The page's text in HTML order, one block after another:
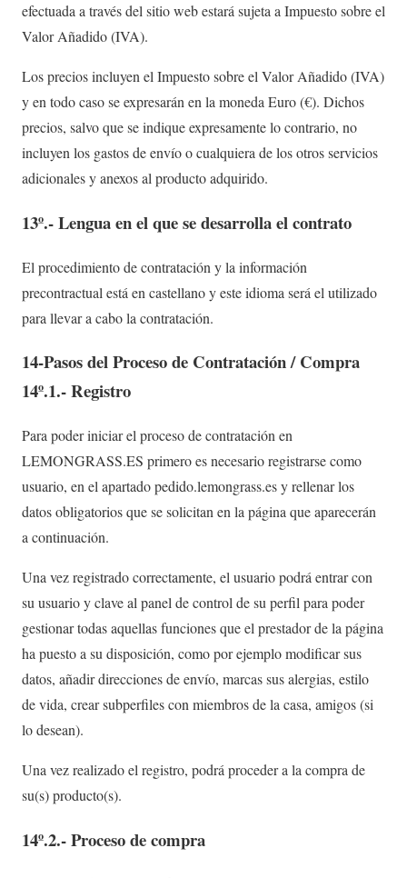
efectuada a través del sitio web estará sujeta a Impuesto sobre el
Valor Añadido (IVA).
Los precios incluyen el Impuesto sobre el Valor Añadido (IVA)
y en todo caso se expresarán en la moneda Euro (€). Dichos
precios, salvo que se indique expresamente lo contrario, no
incluyen los gastos de envío o cualquiera de los otros servicios
adicionales y anexos al producto adquirido.
13º.- Lengua en el que se desarrolla el contrato
El procedimiento de contratación y la información
precontractual está en castellano y este idioma será el utilizado
para llevar a cabo la contratación.
14-Pasos del Proceso de Contratación / Compra
14º.1.- Registro
Para poder iniciar el proceso de contratación en
LEMONGRASS.ES primero es necesario registrarse como
usuario, en el apartado pedido.lemongrass.es y rellenar los
datos obligatorios que se solicitan en la página que aparecerán
a continuación.
Una vez registrado correctamente, el usuario podrá entrar con
su usuario y clave al panel de control de su perfil para poder
gestionar todas aquellas funciones que el prestador de la página
ha puesto a su disposición, como por ejemplo modificar sus
datos, añadir direcciones de envío, marcas sus alergias, estilo
de vida, crear subperfiles con miembros de la casa, amigos (si
lo desean).
Una vez realizado el registro, podrá proceder a la compra de
su(s) producto(s).
14º.2.- Proceso de compra